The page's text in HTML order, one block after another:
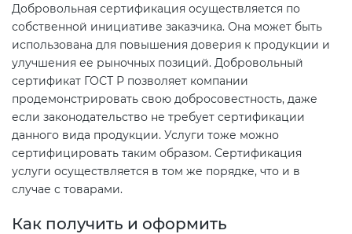
Добровольная сертификация осуществляется по
собственной инициативе заказчика. Она может быть
использована для повышения доверия к продукции и
улучшения ее рыночных позиций. Добровольный
сертификат ГОСТ Р позволяет компании
продемонстрировать свою добросовестность, даже
если законодательство не требует сертификации
данного вида продукции. Услуги тоже можно
сертифицировать таким образом. Сертификация
услуги осуществляется в том же порядке, что и в
случае с товарами.
Как получить и оформить